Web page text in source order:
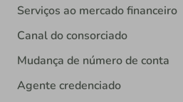
Serviços ao mercado financeiro
Canal do consorciado
Mudança de número de conta
Agente credenciado